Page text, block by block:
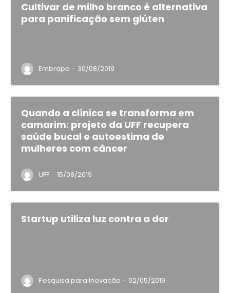
Cultivar de milho branco é alternativa
para panificação sem glúten
Embrapa · 30/08/2019
Quando a clínica se transforma em
camarim: projeto da UFF recupera
saúde bucal e autoestima de
mulheres com câncer
UFF · 15/08/2019
Startup utiliza luz contra a dor
Pesquisa para Inovação · 02/05/2019